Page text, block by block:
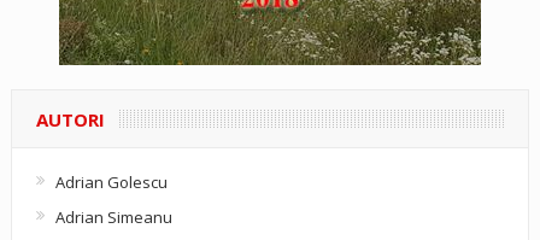
AUTORI
Adrian Golescu
Adrian Simeanu